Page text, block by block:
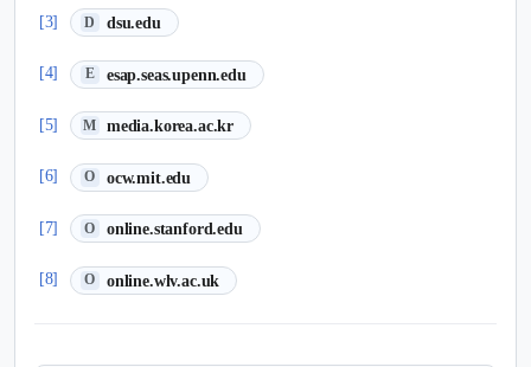
[3] D dsu.edu
(새 탭에서 열림)
[4] E esap.seas.upenn.edu
(새 탭에서 열림)
[5] M media.korea.ac.kr
(새 탭에서 열림)
[6] O ocw.mit.edu
(새 탭에서 열림)
[7] O online.stanford.edu
(새 탭에서 열림)
[8] O online.wlv.ac.uk
(새 탭에서 열림)